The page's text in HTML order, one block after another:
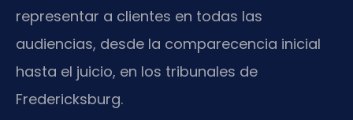
representar a clientes en todas las
audiencias, desde la comparecencia inicial
hasta el juicio, en los tribunales de
Fredericksburg.